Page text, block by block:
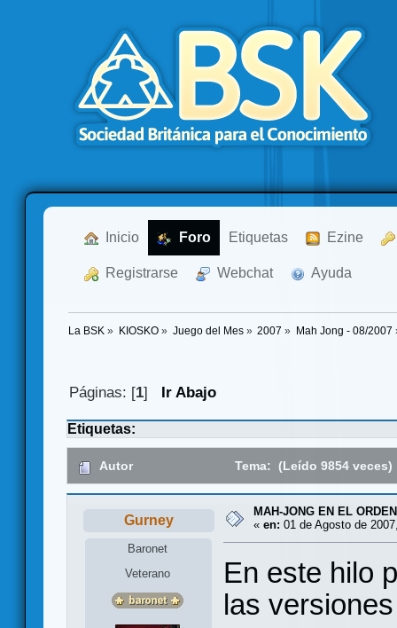
Inicio Foro Etiquetas Ezine
Registrarse Webchat Ayuda
La BSK » KIOSKO» Juego del Mes» 2007 » Mah Jong - 08/2007
Páginas: [1] Ir Abajo
Etiquetas:
Autor Tema: (Leído 9854 veces)
Gurney
Baronet
Veterano
MAH-JONG EN EL
« en: 01 de Agosto de
En este hilo
las